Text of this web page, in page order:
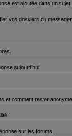
est ajoutée dans un sujet.
vos dossiers du
aujourd'hui
et comment rester
sur les forums.